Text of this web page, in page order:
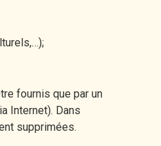
fournis que par un
Internet). Dans
supprimées.